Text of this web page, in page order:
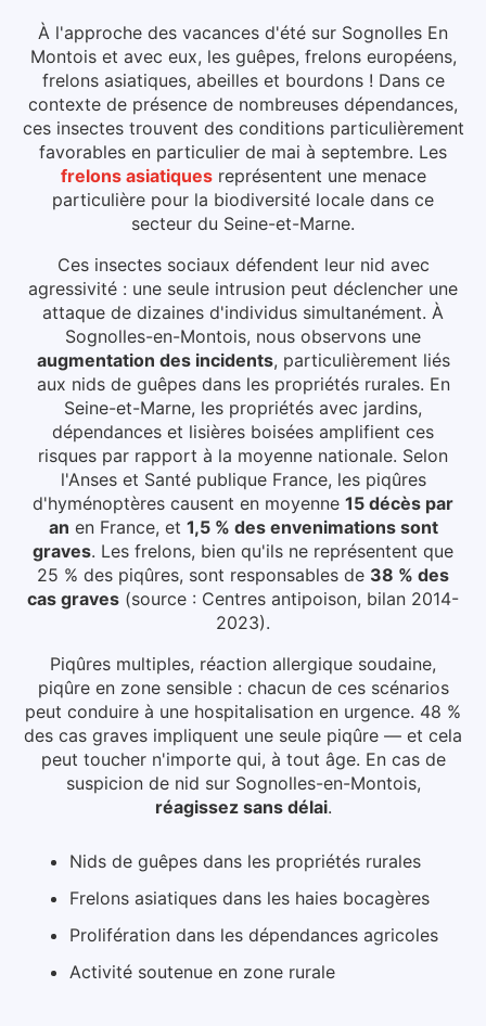
À l'approche des vacances d'été sur Sognolles En
Montois et avec eux, les guêpes, frelons européens,
frelons asiatiques, abeilles et bourdons ! Dans ce
contexte de présence de nombreuses dépendances,
ces insectes trouvent des conditions particulièrement
favorables en particulier de mai à septembre. Les
frelons asiatiques représentent une menace
particulière pour la biodiversité locale dans ce
secteur du Seine-et-Marne.
Ces insectes sociaux défendent leur nid avec
agressivité : une seule intrusion peut déclencher une
attaque de dizaines d'individus simultanément. À
Sognolles-en-Montois, nous observons une
augmentation des incidents, particulièrement liés
aux nids de guêpes dans les propriétés rurales. En
Seine-et-Marne, les propriétés avec jardins,
dépendances et lisières boisées amplifient ces
risques par rapport à la moyenne nationale. Selon
l'Anses et Santé publique France, les piqûres
d'hyménoptères causent en moyenne 15 décès par
an en France, et 1,5 % des envenimations sont
graves. Les frelons, bien qu'ils ne représentent que
25 % des piqûres, sont responsables de 38 % des
cas graves (source : Centres antipoison, bilan 2014-
2023).
Piqûres multiples, réaction allergique soudaine,
piqûre en zone sensible : chacun de ces scénarios
peut conduire à une hospitalisation en urgence. 48 %
des cas graves impliquent une seule piqûre — et cela
peut toucher n'importe qui, à tout âge. En cas de
suspicion de nid sur Sognolles-en-Montois,
réagissez sans délai.
Nids de guêpes dans les propriétés rurales
Frelons asiatiques dans les haies bocagères
Prolifération dans les dépendances agricoles
Activité soutenue en zone rurale